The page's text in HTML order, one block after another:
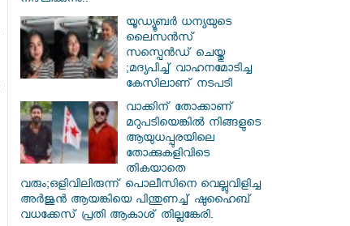
യൂഡ്യൂബർ ധന്യയുടെ
ലൈസൻസ്
സസ്പെൻഡ് ചെയ്തു
;മദ്യപിച്ച് വാഹനമോടിച്ച
കേസിലാണ് നടപടി
വാക്കിന് തോക്കാണ്
മറുപടിയെങ്കിൽ നിങ്ങളുടെ
ആയുധപ്പുരയിലെ
തോക്കുകളിവിടെ
തികയാതെ
വരും;ഒളിവിലിരുന്ന് പൊലീസിനെ വെല്ലുവിളിച്ച
അർജുൻ ആയങ്കിയെ പിന്തുണച്ച് ഷുഹൈബ്
വധക്കേസ് പ്രതി ആകാശ് തില്ലങ്കേരി.